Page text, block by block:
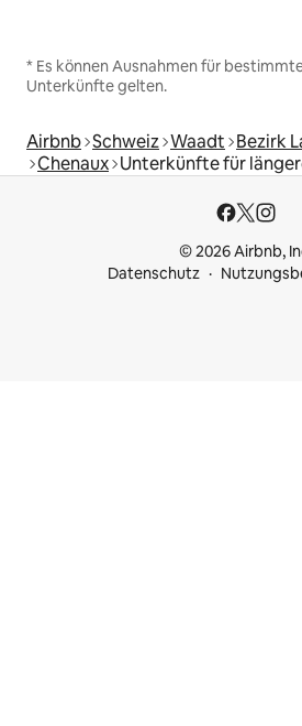
* Es können Ausnahmen für
Unterkünfte gelten.
Airbnb Schweiz Waadt Bezirk
Chenaux Unterkünfte für
© 2026 Airbnb,
Datenschutz